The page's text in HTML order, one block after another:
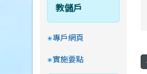
教儲戶
專戶網頁
實施要點